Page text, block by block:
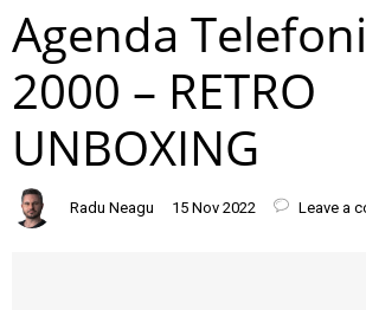
Agenda
2000 – RETRO
UNBOXING
Radu Neagu 15 Nov 2022 Leave a